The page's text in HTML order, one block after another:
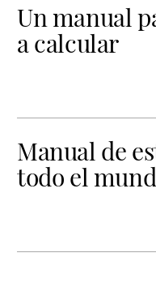
Un manual
a calcular
Manual de
todo el